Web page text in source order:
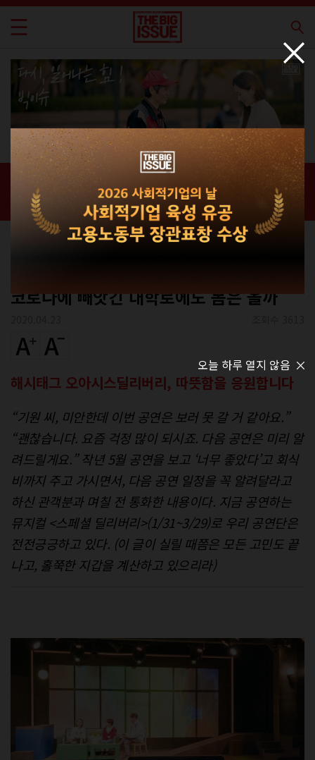
신간 · 과월호
홈 / 매거진 / 신간 · 과월호
코로나에 빼앗긴 대학로에도 봄은 올까
해시태그 오아시스딜리버리, 따뜻함을 응원합니다
“기원 씨, 미안한데 이번 공연은 보러 못 갈 거 같아요.”
“괜찮습니다. 요즘 걱정 많이 되시죠. 다음 공연은 미리 알
려드릴게요.” 작년 5월 공연을 보고 ‘너무 좋았다’고 회식
비까지 주고 가시면서, 다음 공연 일정을 꼭 알려달라고
하신 관객분과 며칠 전 통화한 내용이다. 지금 공연하는
뮤지컬 <스페셜 딜리버리>(1/31~3/29)로 우리 공연단은
전전긍긍하고 있다. (이 글이 실릴 때쯤은 모든 고민도 끝
나고, 홀쭉한 지갑을 계산하고 있으리라)
오늘 하루 열지 않음